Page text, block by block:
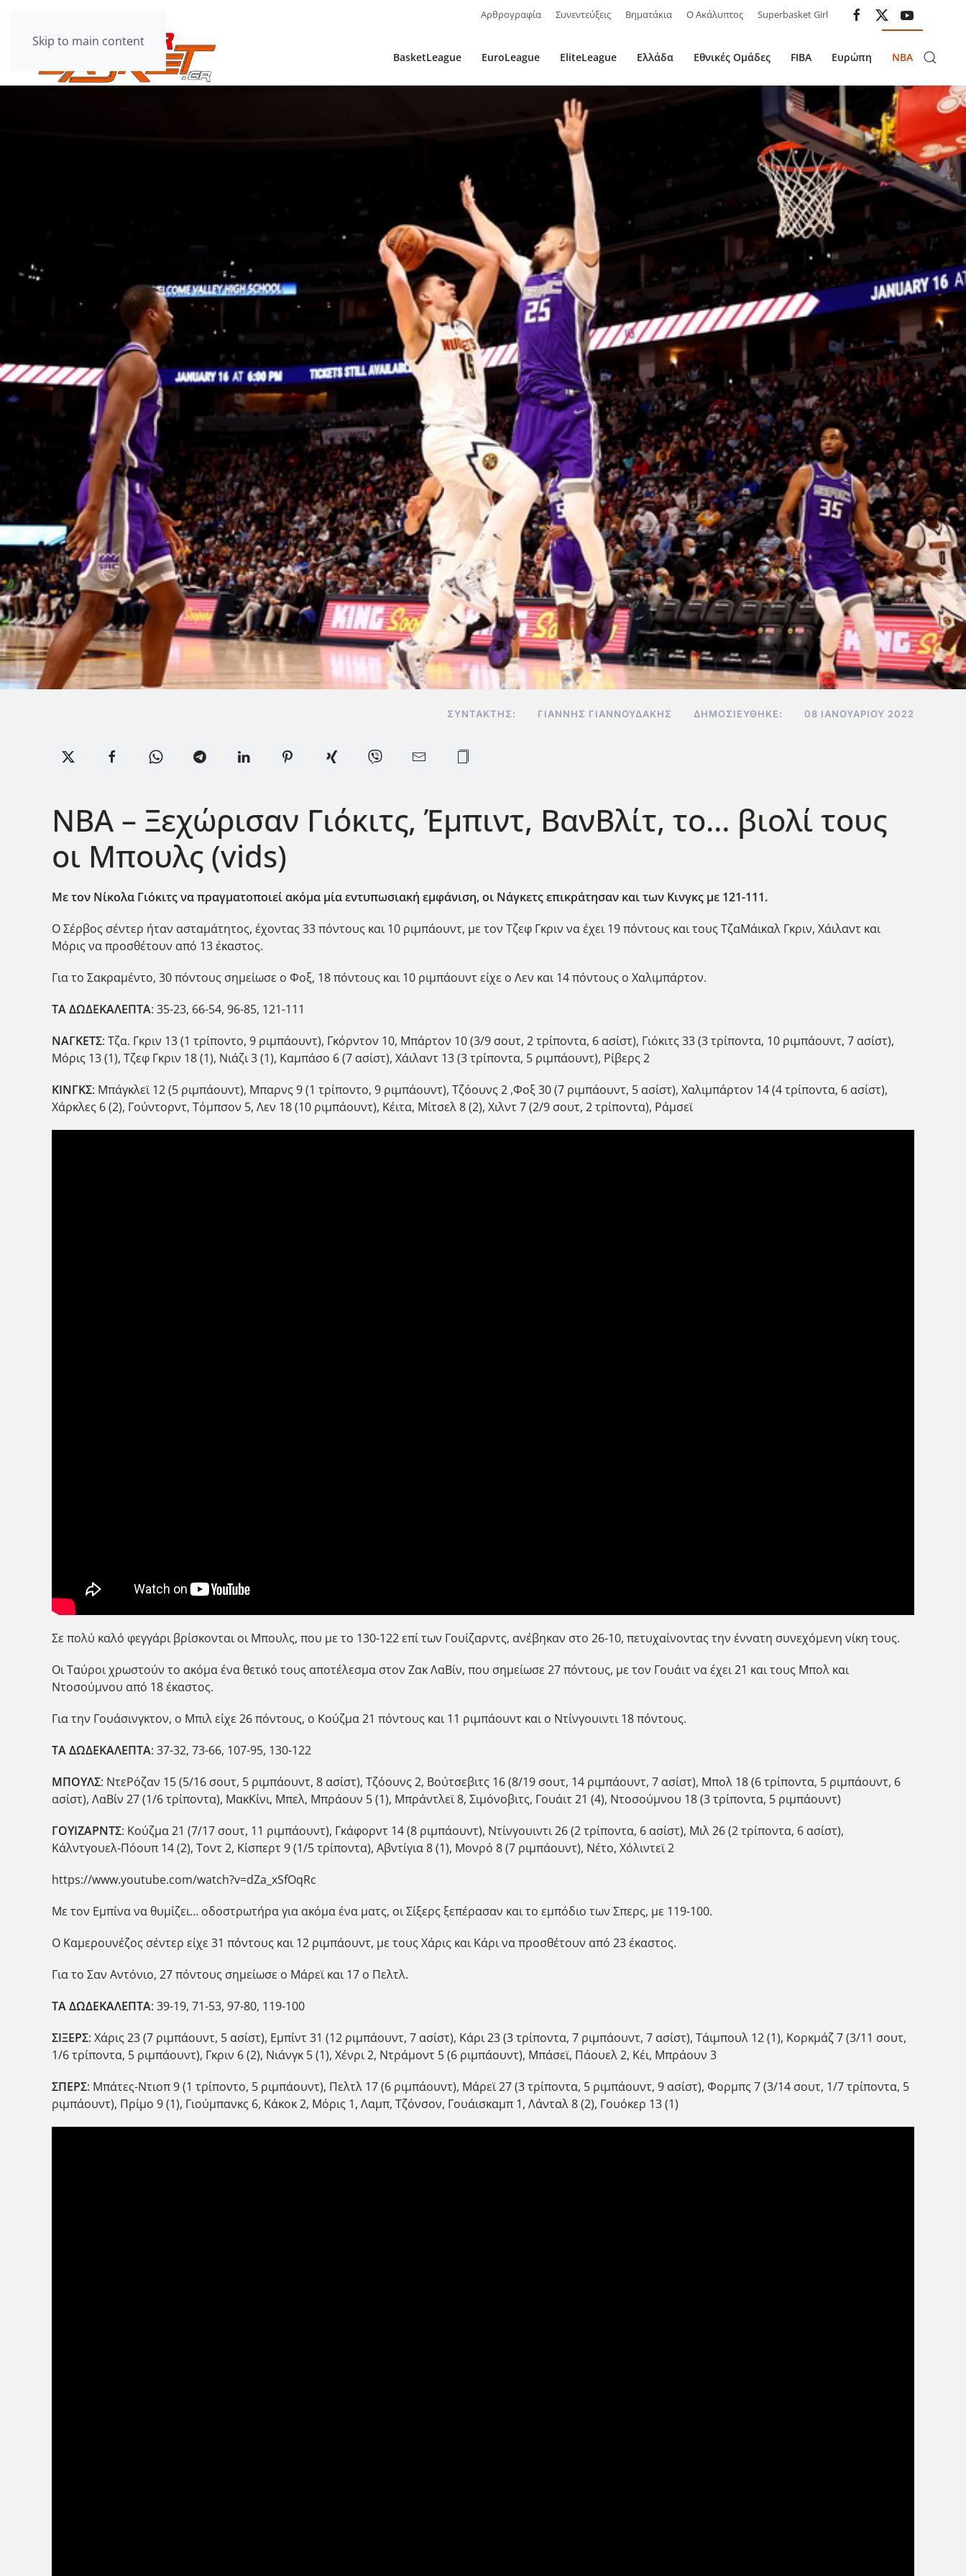
Skip to main content
Αρθρογραφία Συνεντεύξεις Βηματάκια Ο Ακάλυπτος Superbasket Girl
BasketLeague EuroLeague EliteLeague Ελλάδα Εθνικές Ομάδες FIBA Ευρώπη NBA
ΣΥΝΤΆΚΤΗΣ: ΓΙΆΝΝΗΣ ΓΙΑΝΝΟΥΔΆΚΗΣ ΔΗΜΟΣΙΕΎΘΗΚΕ: 08 ΙΑΝΟΥΑΡΊΟΥ 2022
ΝΒΑ – Ξεχώρισαν Γιόκιτς, Έμπιντ, ΒανΒλίτ, το… βιολί τους
οι Μπουλς (vids)
Με τον Νίκολα Γιόκιτς να πραγματοποιεί ακόμα μία εντυπωσιακή εμφάνιση, οι Νάγκετς επικράτησαν και των Κινγκς με 121-111.
Ο Σέρβος σέντερ ήταν ασταμάτητος, έχοντας 33 πόντους και 10 ριμπάουντ, με τον Τζεφ Γκριν να έχει 19 πόντους και τους ΤζαΜάικαλ Γκριν, Χάιλαντ και
Μόρις να προσθέτουν από 13 έκαστος.
Για το Σακραμέντο, 30 πόντους σημείωσε ο Φοξ, 18 πόντους και 10 ριμπάουντ είχε ο Λεν και 14 πόντους ο Χαλιμπάρτον.
ΤΑ ΔΩΔΕΚΑΛΕΠΤΑ: 35-23, 66-54, 96-85, 121-111
ΝΑΓΚΕΤΣ: Τζα. Γκριν 13 (1 τρίποντο, 9 ριμπάουντ), Γκόρντον 10, Μπάρτον 10 (3/9 σουτ, 2 τρίποντα, 6 ασίστ), Γιόκιτς 33 (3 τρίποντα, 10 ριμπάουντ, 7 ασίστ),
Μόρις 13 (1), Τζεφ Γκριν 18 (1), Νιάζι 3 (1), Καμπάσο 6 (7 ασίστ), Χάιλαντ 13 (3 τρίποντα, 5 ριμπάουντ), Ρίβερς 2
ΚΙΝΓΚΣ: Μπάγκλεϊ 12 (5 ριμπάουντ), Μπαρνς 9 (1 τρίποντο, 9 ριμπάουντ), Τζόουνς 2 ,Φοξ 30 (7 ριμπάουντ, 5 ασίστ), Χαλιμπάρτον 14 (4 τρίποντα, 6 ασίστ),
Χάρκλες 6 (2), Γούντορντ, Τόμπσον 5, Λεν 18 (10 ριμπάουντ), Κέιτα, Μίτσελ 8 (2), Χιλντ 7 (2/9 σουτ, 2 τρίποντα), Ράμσεϊ
Σε πολύ καλό φεγγάρι βρίσκονται οι Μπουλς, που με το 130-122 επί των Γουίζαρντς, ανέβηκαν στο 26-10, πετυχαίνοντας την έννατη συνεχόμενη νίκη τους.
Οι Ταύροι χρωστούν το ακόμα ένα θετικό τους αποτέλεσμα στον Ζακ ΛαΒίν, που σημείωσε 27 πόντους, με τον Γουάιτ να έχει 21 και τους Μπολ και
Ντοσούμνου από 18 έκαστος.
Για την Γουάσινγκτον, ο Μπιλ είχε 26 πόντους, ο Κούζμα 21 πόντους και 11 ριμπάουντ και ο Ντίνγουιντι 18 πόντους.
ΤΑ ΔΩΔΕΚΑΛΕΠΤΑ: 37-32, 73-66, 107-95, 130-122
ΜΠΟΥΛΣ: ΝτεΡόζαν 15 (5/16 σουτ, 5 ριμπάουντ, 8 ασίστ), Τζόουνς 2, Βούτσεβιτς 16 (8/19 σουτ, 14 ριμπάουντ, 7 ασίστ), Μπολ 18 (6 τρίποντα, 5 ριμπάουντ, 6
ασίστ), ΛαΒίν 27 (1/6 τρίποντα), ΜακΚίνι, Μπελ, Μπράουν 5 (1), Μπράντλεϊ 8, Σιμόνοβιτς, Γουάιτ 21 (4), Ντοσούμνου 18 (3 τρίποντα, 5 ριμπάουντ)
ΓΟΥΙΖΑΡΝΤΣ: Κούζμα 21 (7/17 σουτ, 11 ριμπάουντ), Γκάφορντ 14 (8 ριμπάουντ), Ντίνγουιντι 26 (2 τρίποντα, 6 ασίστ), Μιλ 26 (2 τρίποντα, 6 ασίστ),
Κάλντγουελ-Πόουπ 14 (2), Τοντ 2, Κίσπερτ 9 (1/5 τρίποντα), Αβντίγια 8 (1), Μονρό 8 (7 ριμπάουντ), Νέτο, Χόλιντεϊ 2
https://www.youtube.com/watch?v=dZa_xSfOqRc
Με τον Εμπίνα να θυμίζει… οδοστρωτήρα για ακόμα ένα ματς, οι Σίξερς ξεπέρασαν και το εμπόδιο των Σπερς, με 119-100.
Ο Καμερουνέζος σέντερ είχε 31 πόντους και 12 ριμπάουντ, με τους Χάρις και Κάρι να προσθέτουν από 23 έκαστος.
Για το Σαν Αντόνιο, 27 πόντους σημείωσε ο Μάρεϊ και 17 ο Πελτλ.
ΤΑ ΔΩΔΕΚΑΛΕΠΤΑ: 39-19, 71-53, 97-80, 119-100
ΣΙΞΕΡΣ: Χάρις 23 (7 ριμπάουντ, 5 ασίστ), Εμπίντ 31 (12 ριμπάουντ, 7 ασίστ), Κάρι 23 (3 τρίποντα, 7 ριμπάουντ, 7 ασίστ), Τάιμπουλ 12 (1), Κορκμάζ 7 (3/11 σουτ,
1/6 τρίποντα, 5 ριμπάουντ), Γκριν 6 (2), Νιάνγκ 5 (1), Χένρι 2, Ντράμοντ 5 (6 ριμπάουντ), Μπάσεϊ, Πάουελ 2, Κέι, Μπράουν 3
ΣΠΕΡΣ: Μπάτες-Ντιοπ 9 (1 τρίποντο, 5 ριμπάουντ), Πελτλ 17 (6 ριμπάουντ), Μάρεϊ 27 (3 τρίποντα, 5 ριμπάουντ, 9 ασίστ), Φορμπς 7 (3/14 σουτ, 1/7 τρίποντα, 5
ριμπάουντ), Πρίμο 9 (1), Γιούμπανκς 6, Κάκοκ 2, Μόρις 1, Λαμπ, Τζόνσον, Γουάισκαμπ 1, Λάνταλ 8 (2), Γουόκερ 13 (1)